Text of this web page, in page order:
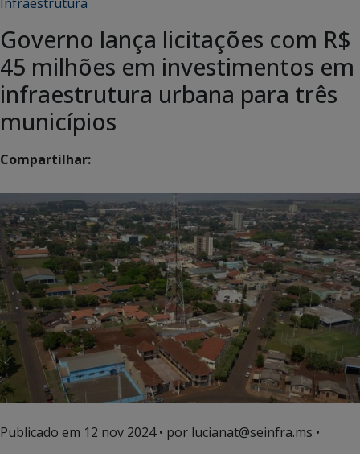
Governo lança licitações com R$
45 milhões em investimentos em
infraestrutura urbana para três
municípios
Compartilhar:
Publicado em 12 nov 2024• por lucianat@seinfra.ms •